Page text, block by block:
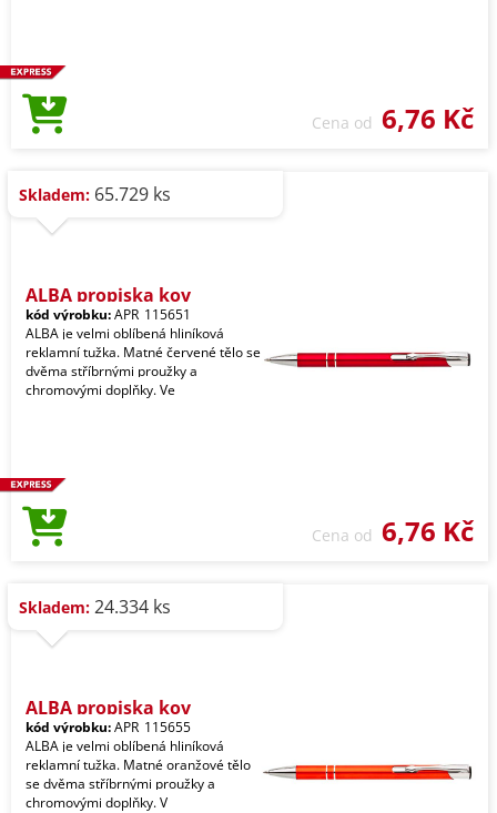
Cena od 6,76 Kč
Skladem: 65.729 ks
ALBA propiska kov
kód výrobku:APR_115651
ALBA je velmi oblíbená hliníková
reklamní tužka. Matné červené tělo se
dvěma stříbrnými proužky a
chromovými doplňky. Ve
Cena od 6,76 Kč
Skladem: 24.334 ks
ALBA propiska kov
kód výrobku:APR_115655
ALBA je velmi oblíbená hliníková
reklamní tužka. Matné oranžové tělo
se dvěma stříbrnými proužky a
chromovými doplňky. V